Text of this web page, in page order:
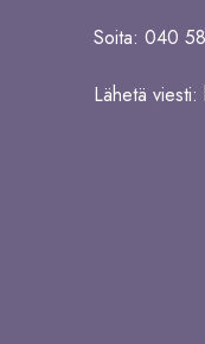
Soita: 040
Lähetä viesti: